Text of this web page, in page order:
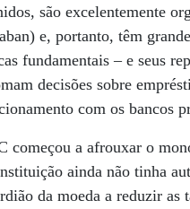
são excelentemente
e, portanto, têm
fundamentais – e seus
decisões sobre
com os bancos
começou a afrouxar o
ainda não tinha
da moeda a reduzir